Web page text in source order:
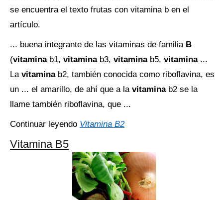
se encuentra el texto frutas con vitamina b en el
artículo.
... buena integrante de las vitaminas de familia B
(vitamina b1, vitamina b3, vitamina b5, vitamina ...
La vitamina b2, también conocida como riboflavina, es
un ... el amarillo, de ahí que a la vitamina b2 se la
llame también riboflavina, que ...
Continuar leyendo Vitamina B2
Vitamina B5